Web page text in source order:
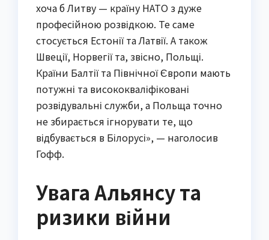
хоча б Литву — країну НАТО з дуже
професійною розвідкою. Те саме
стосується Естонії та Латвії. А також
Швеції, Норвегії та, звісно, Польщі.
Країни Балтії та Північної Європи мають
потужні та висококваліфіковані
розвідувальні служби, а Польща точно
не збирається ігнорувати те, що
відбувається в Білорусі», — наголосив
Гофф.
Увага Альянсу та
ризики війни